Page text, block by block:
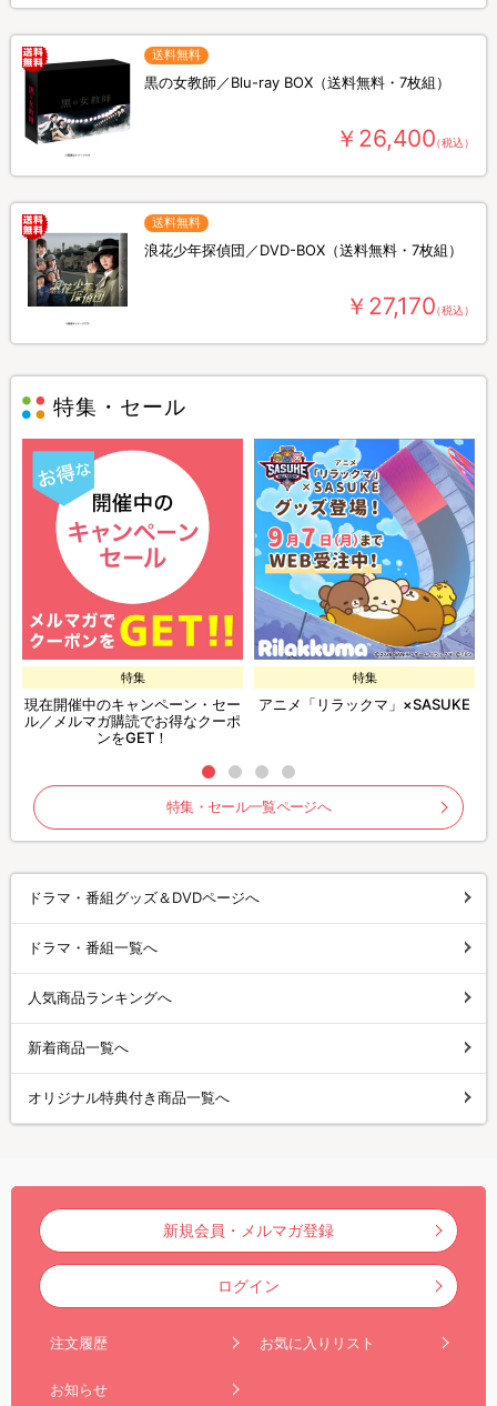
送料無料
黒の女教師／Blu-ray BOX（送料無料・7枚組）
￥26,400（税込）
送料無料
浪花少年探偵団／DVD-BOX（送料無料・7枚組）
￥27,170（税込）
特集・セール
特集
現在開催中のキャンペーン・セー
ル／メルマガ購読でお得なクーポ
ンをGET！
特集
アニメ「リラックマ」×SASUKE
特集・セール一覧ページへ
ドラマ・番組グッズ＆DVDページへ
ドラマ・番組一覧へ
人気商品ランキングへ
新着商品一覧へ
オリジナル特典付き商品一覧へ
新規会員・メルマガ登録
ログイン
注文履歴 お気に入りリスト
お知らせ